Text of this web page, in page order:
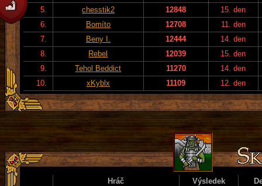
5.
chesstik2 12848
15. den
6.
Bomíto 12708
11. den
7.
Beny I. 12444
14. den
8.
Rebel 12039
15. den
9.
Tehol Beddict 11270
14. den
10.
xKyblx 11109 12. den
Hráč Výsledek